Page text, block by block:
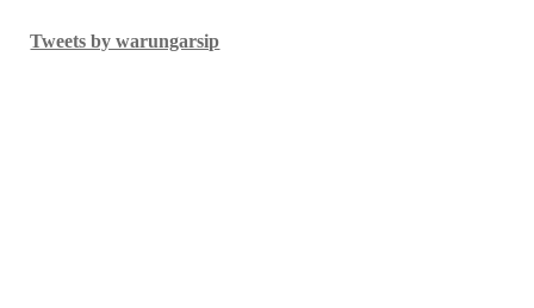
Tweets by warungarsip